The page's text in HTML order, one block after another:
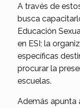
A través de
busca
Educación
en ESI; la
específicas
procurar la
escuelas.
Además apunta